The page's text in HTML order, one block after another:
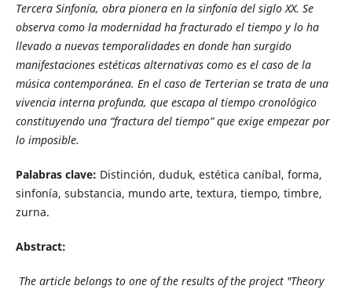
Tercera Sinfonía, obra pionera en la sinfonía del siglo XX. Se
observa como la modernidad ha fracturado el tiempo y lo ha
llevado a nuevas temporalidades en donde han surgido
manifestaciones estéticas alternativas como es el caso de la
música contemporánea. En el caso de Terterian se trata de una
vivencia interna profunda, que escapa al tiempo cronológico
constituyendo una “fractura del tiempo” que exige empezar por
lo imposible.
Palabras clave: Distinción, duduk, estética caníbal, forma,
sinfonía, substancia, mundo arte, textura, tiempo, timbre,
zurna.
Abstract:
The article belongs to one of the results of the project "Theory